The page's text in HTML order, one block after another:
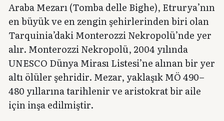
Araba Mezarı (Tomba delle Bighe), Etrurya’nın
en büyük ve en zengin şehirlerinden biri olan
Tarquinia’daki Monterozzi Nekropolü’nde yer
alır. Monterozzi Nekropolü, 2004 yılında
UNESCO Dünya Mirası Listesi’ne alınan bir yer
altı ölüler şehridir. Mezar, yaklaşık MÖ 490–
480 yıllarına tarihlenir ve aristokrat bir aile
için inşa edilmiştir.